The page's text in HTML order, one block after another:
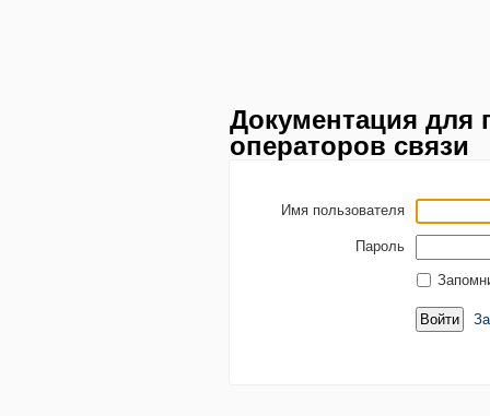
Документация для
операторов связи
Имя пользователя
Пароль